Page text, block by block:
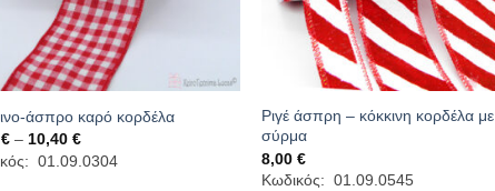
άσπρο καρό κορδέλα
€ – 10,40 €Price
range:
4,80 €
01.09.0304
Ριγέ άσπρη – κόκκινη κορδέλα με
σύρμα
8,00€
Κωδικός: 01.09.0545